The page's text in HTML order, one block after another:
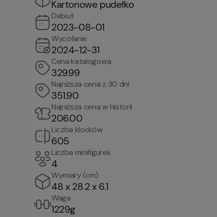
Kartonowe pudełko
Debiut
2023-08-01
Wycofanie
2024-12-31
Cena katalogowa
329.99
Najniższa cena z 30 dni
351.90
Najniższa cena w historii
206.00
Liczba klocków
605
Liczba minifigurek
4
Wymiary (cm)
48 x 28.2 x 6.1
Waga
1229g